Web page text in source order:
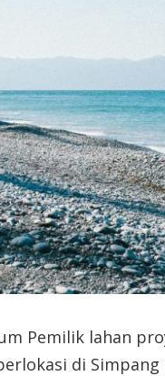
Pemilik lahan
di Simpang